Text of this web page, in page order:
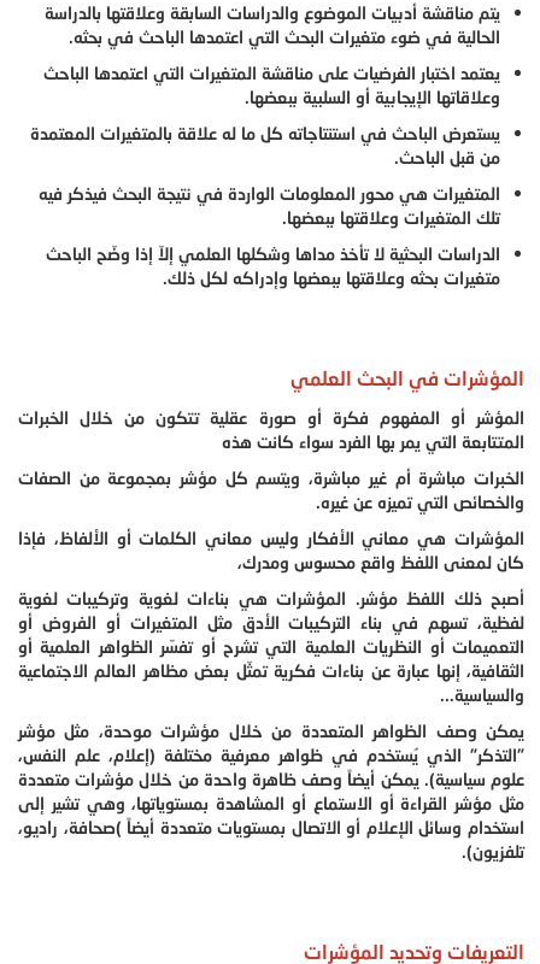
يتم مناقشة أدبيات الموضوع والدراسات السابقة وعلاقتها بالدراسة
الحالية في ضوء متغيرات البحث التي اعتمدها الباحث في بحثه.
يعتمد اختبار الفرضيات على مناقشة المتغيرات التي اعتمدها الباحث
وعلاقاتها الإيجابية أو السلبية ببعضها.
يستعرض الباحث في استنتاجاته كل ما له علاقة بالمتغيرات المعتمدة
من قبل الباحث.
المتغيرات هي محور المعلومات الواردة في نتيجة البحث فيذكر فيه
تلك المتغيرات وعلاقتها ببعضها.
الدراسات البحثية لا تأخذ مداها وشكلها العلمي إلاّ إذا وضّح الباحث
متغيرات بحثه وعلاقتها ببعضها وإدراكه لكل ذلك.
المؤشرات في البحث العلمي
المؤشر أو المفهوم فكرة أو صورة عقلية تتكون من خلال الخبرات
المتتابعة التي يمر بها الفرد سواء كانت هذه
الخبرات مباشرة أم غير مباشرة، ويتسم كل مؤشر بمجموعة من الصفات
والخصائص التي تميزه عن غيره.
المؤشرات هي معاني الأفكار وليس معاني الكلمات أو الألفاظ، فإذا
كان لمعنى اللفظ واقع محسوس ومدرك،
أصبح ذلك اللفظ مؤشر. المؤشرات هي بناءات لغوية وتركيبات لغوية
لفظية، تسهم في بناء التركيبات الأدق مثل المتغيرات أو الفروض أو
التعميمات أو النظريات العلمية التي تشرح أو تفسّر الظواهر العلمية أو
الثقافية، إنها عبارة عن بناءات فكرية تمثّل بعض مظاهر العالم الاجتماعية
والسياسية...
يمكن وصف الظواهر المتعددة من خلال مؤشرات موحدة، مثل مؤشر
"التذكر" الذي يُستخدم في ظواهر معرفية مختلفة (إعلام، علم النفس،
علوم سياسية). يمكن أيضاً وصف ظاهرة واحدة من خلال مؤشرات متعددة
مثل مؤشر القراءة أو الاستماع أو المشاهدة بمستوياتها، وهي تشير إلى
استخدام وسائل الإعلام أو الاتصال بمستويات متعددة أيضاً )صحافة، راديو،
تلفزيون).
التعريفات وتحديد المؤشرات